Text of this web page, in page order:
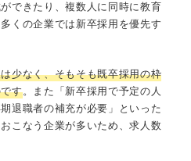
できたり、複数人に同時に教育
くの企業では新卒採用を優先す
少なく、そもそも既卒採用の枠
す。また「新卒採用で予定の人
退職者の補充が必要」といった
こなう企業が多いため、求人数